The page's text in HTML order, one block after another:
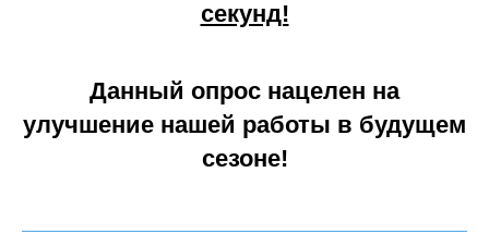
секунд!
Данный опрос нацелен на
улучшение нашей работы в будущем
сезоне!